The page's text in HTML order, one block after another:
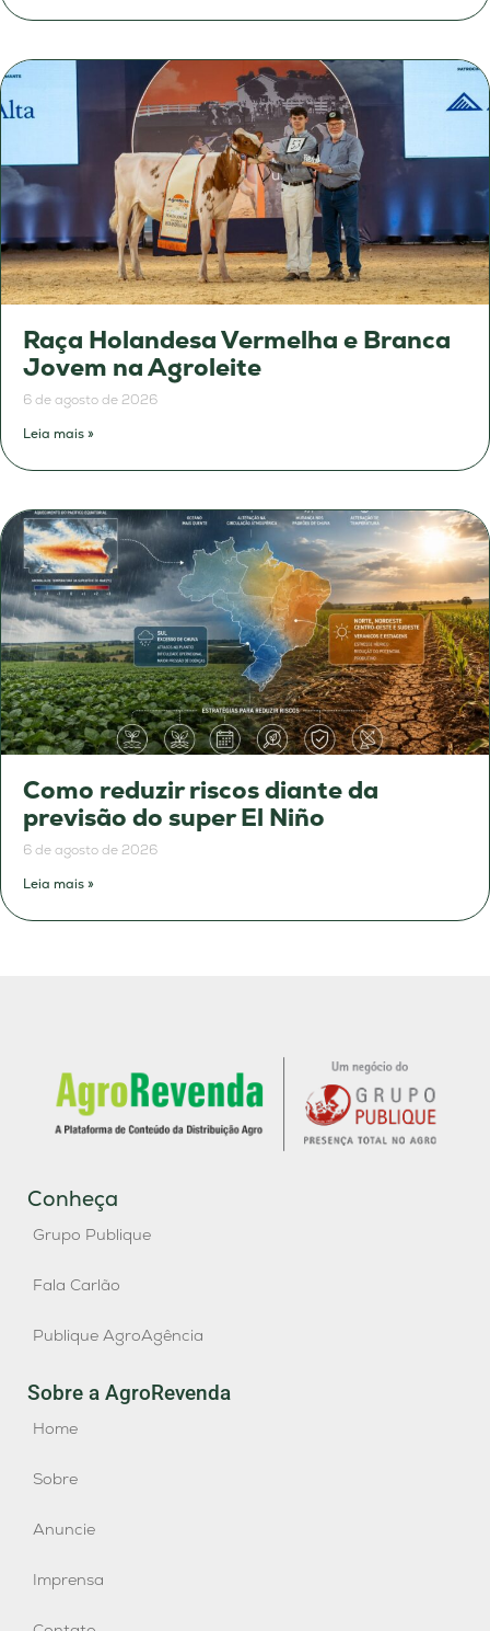
Raça Holandesa Vermelha e Branca
Jovem na Agroleite
6 de agosto de 2026
Leia mais »
Como reduzir riscos diante da
previsão do super El Niño
6 de agosto de 2026
Leia mais »
Conheça
Grupo Publique
Fala Carlão
Publique AgroAgência
Sobre a AgroRevenda
Home
Sobre
Anuncie
Imprensa